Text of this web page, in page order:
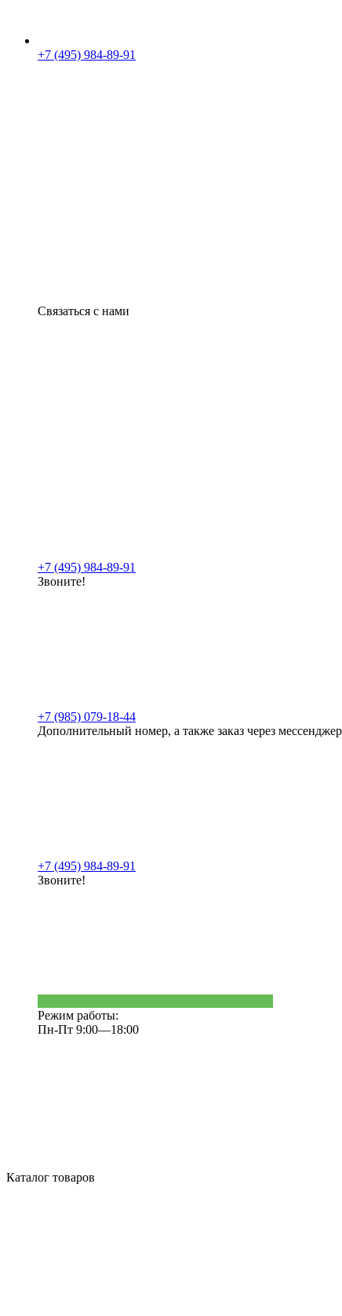
+7 (495) 984-89-91
Связаться с нами
+7 (495) 984-89-91
Звоните!
+7 (985) 079-18-44
Дополнительный номер, а также заказ через
+7 (495) 984-89-91
Звоните!
Режим работы:
Пн-Пт 9:00—18:00
Каталог товаров